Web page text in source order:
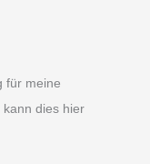
für meine
dies hier